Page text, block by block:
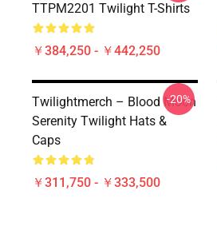
TTPM2201 Twilight T-Shirts
￥384,250 - ￥442,250
Twilightmerch – Blood Moon
Serenity Twilight Hats &
Caps
￥311,750 - ￥333,500
-20%